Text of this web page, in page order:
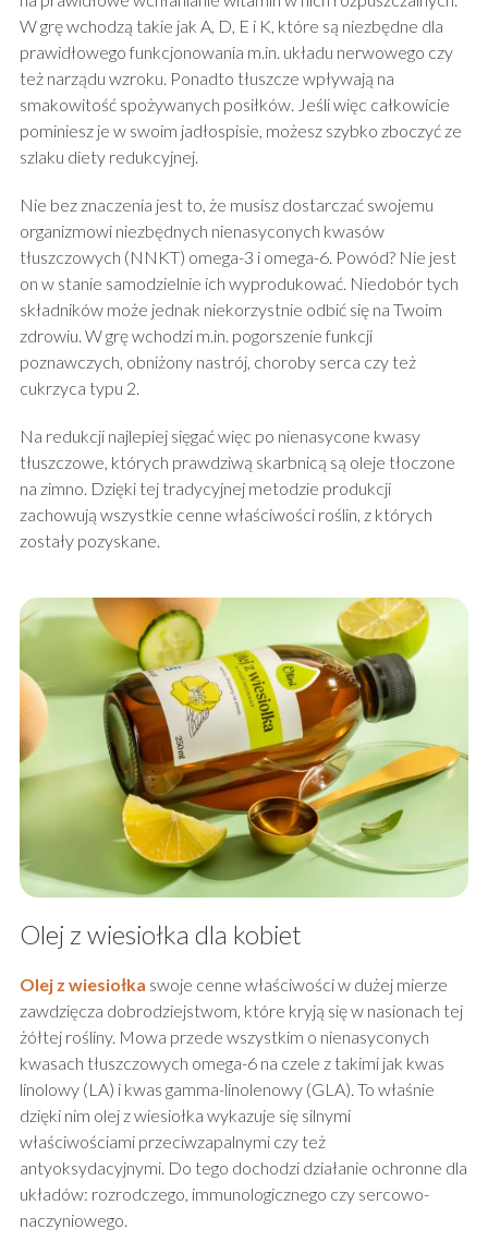
W grę wchodzą takie jak A, D, E i K, które są niezbędne dla
prawidłowego funkcjonowania m.in. układu nerwowego czy
też narządu wzroku. Ponadto tłuszcze wpływają na
smakowitość spożywanych posiłków. Jeśli więc całkowicie
pominiesz je w swoim jadłospisie, możesz szybko zboczyć ze
szlaku diety redukcyjnej.
Nie bez znaczenia jest to, że musisz dostarczać swojemu
organizmowi niezbędnych nienasyconych kwasów
tłuszczowych (NNKT) omega-3 i omega-6. Powód? Nie jest
on w stanie samodzielnie ich wyprodukować. Niedobór tych
składników może jednak niekorzystnie odbić się na Twoim
zdrowiu. W grę wchodzi m.in. pogorszenie funkcji
poznawczych, obniżony nastrój, choroby serca czy też
cukrzyca typu 2.
Na redukcji najlepiej sięgać więc po nienasycone kwasy
tłuszczowe, których prawdziwą skarbnicą są oleje tłoczone
na zimno. Dzięki tej tradycyjnej metodzie produkcji
zachowują wszystkie cenne właściwości roślin, z których
zostały pozyskane.
Olej z wiesiołka dla kobiet
Olej z wiesiołka swoje cenne właściwości w dużej mierze
zawdzięcza dobrodziejstwom, które kryją się w nasionach tej
żółtej rośliny. Mowa przede wszystkim o nienasyconych
kwasach tłuszczowych omega-6 na czele z takimi jak kwas
linolowy (LA) i kwas gamma-linolenowy (GLA). To właśnie
dzięki nim olej z wiesiołka wykazuje się silnymi
właściwościami przeciwzapalnymi czy też
antyoksydacyjnymi. Do tego dochodzi działanie ochronne dla
układów: rozrodczego, immunologicznego czy sercowo-
naczyniowego.